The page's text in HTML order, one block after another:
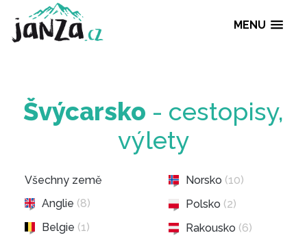
MENU
Švýcarsko-
výlety
Všechny země
Anglie (8)
Belgie (1)
Norsko (10)
Polsko (2)
Rakousko (6)